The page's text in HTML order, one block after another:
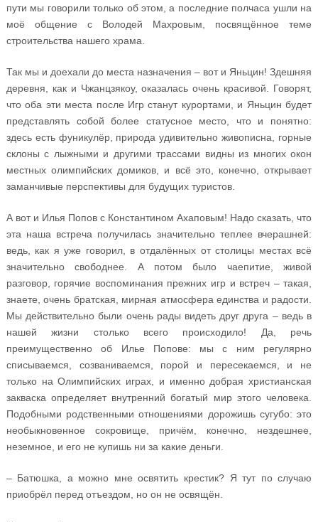
пути мы говорили только об этом, а последние полчаса ушли на
моё общение с Володей Махровым, посвящённое теме
строительства нашего храма.
Так мы и доехали до места назначения – вот и Яньцин! Здешняя
деревня, как и Чжанцзякоу, оказалась очень красивой. Говорят,
что оба эти места после Игр станут курортами, и Яньцин будет
представлять собой более статусное место, что и понятно:
здесь есть фуникулёр, природа удивительно живописна, горные
склоны с лыжными и другими трассами видны из многих окон
местных олимпийских домиков, и всё это, конечно, открывает
заманчивые перспективы для будущих туристов.
А вот и Илья Попов с Константином Ахаповым! Надо сказать, что
эта наша встреча получилась значительно теплее вчерашней:
ведь, как я уже говорил, в отдалённых от столицы местах всё
значительно свободнее. А потом было чаепитие, живой
разговор, горячие воспоминания прежних игр и встреч – такая,
знаете, очень братская, мирная атмосфера единства и радости.
Мы действительно были очень рады видеть друг друга – ведь в
нашей жизни столько всего происходило! Да, речь
преимущественно об Илье Попове: мы с ним регулярно
списываемся, созваниваемся, порой и пересекаемся, и не
только на Олимпийских играх, и именно добрая христианская
закваска определяет внутренний богатый мир этого человека.
Подобными родственными отношениями дорожишь сугубо: это
необыкновенное сокровище, причём, конечно, нездешнее,
неземное, и его не купишь ни за какие деньги.
– Батюшка, а можно мне освятить крестик? Я тут по случаю
приобрёл перед отъездом, но он не освящён.